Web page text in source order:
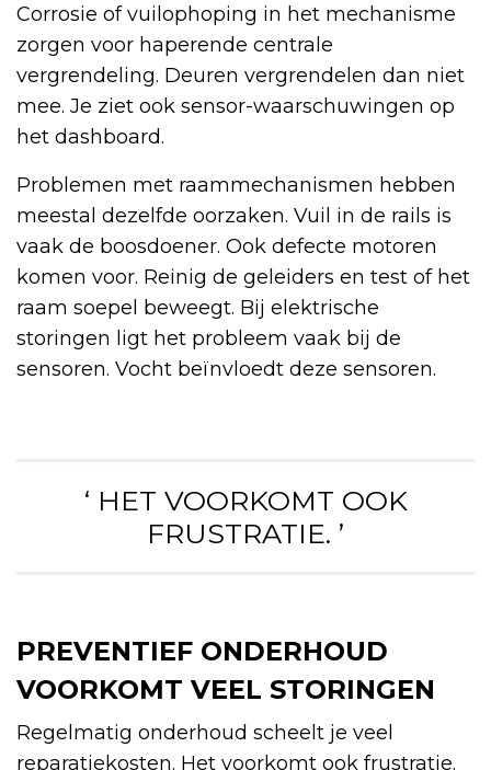
Corrosie of vuilophoping in het mechanisme
zorgen voor haperende centrale
vergrendeling. Deuren vergrendelen dan niet
mee. Je ziet ook sensor-waarschuwingen op
het dashboard.
Problemen met raammechanismen hebben
meestal dezelfde oorzaken. Vuil in de rails is
vaak de boosdoener. Ook defecte motoren
komen voor. Reinig de geleiders en test of het
raam soepel beweegt. Bij elektrische
storingen ligt het probleem vaak bij de
sensoren. Vocht beïnvloedt deze sensoren.
‘ HET VOORKOMT OOK
FRUSTRATIE. ’
PREVENTIEF ONDERHOUD
VOORKOMT VEEL STORINGEN
Regelmatig onderhoud scheelt je veel
reparatiekosten. Het voorkomt ook frustratie.